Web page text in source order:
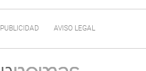
PUBLICIDAD AVISO LEGAL